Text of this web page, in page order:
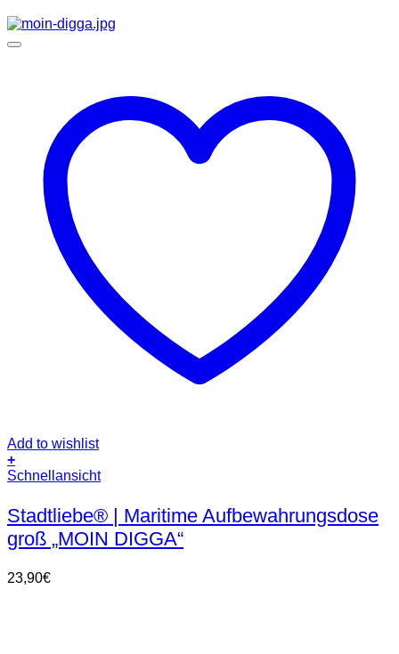
Add to wishlist
+
Schnellansicht
Stadtliebe® | Maritime Aufbewahrungsdose
groß „MOIN DIGGA“
23,90€